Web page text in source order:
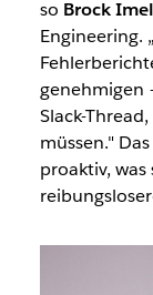
so Brock Imel
Engineering.
genehmigen
Slack-
müssen."
proaktiv,